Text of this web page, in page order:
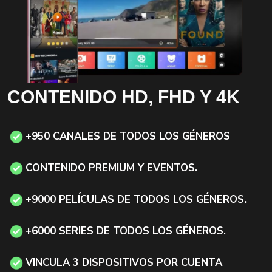
CONTENIDO HD, FHD Y 4K
+950 CANALES DE TODOS LOS GÉNEROS
CONTENIDO PREMIUM Y EVENTOS.
+9000 PELÍCULAS DE TODOS LOS GÉNEROS.
+6000 SERIES DE TODOS LOS GÉNEROS.
VINCULA 3 DISPOSITIVOS POR CUENTA